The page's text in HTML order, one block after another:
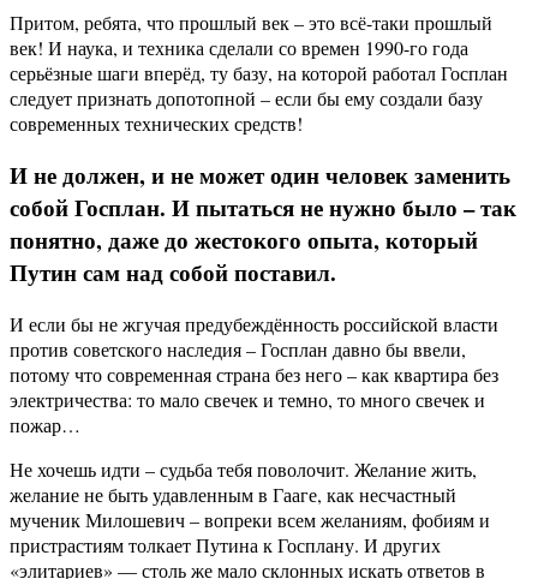
Притом, ребята, что прошлый век – это всё-таки прошлый
век! И наука, и техника сделали со времен 1990-го года
серьёзные шаги вперёд, ту базу, на которой работал Госплан
следует признать допотопной – если бы ему создали базу
современных технических средств!
И не должен, и не может один человек заменить
собой Госплан. И пытаться не нужно было – так
понятно, даже до жестокого опыта, который
Путин сам над собой поставил.
И если бы не жгучая предубеждённость российской власти
против советского наследия – Госплан давно бы ввели,
потому что современная страна без него – как квартира без
электричества: то мало свечек и темно, то много свечек и
пожар…
Не хочешь идти – судьба тебя поволочит. Желание жить,
желание не быть удавленным в Гааге, как несчастный
мученик Милошевич – вопреки всем желаниям, фобиям и
пристрастиям толкает Путина к Госплану. И других
«элитариев» — столь же мало склонных искать ответов в